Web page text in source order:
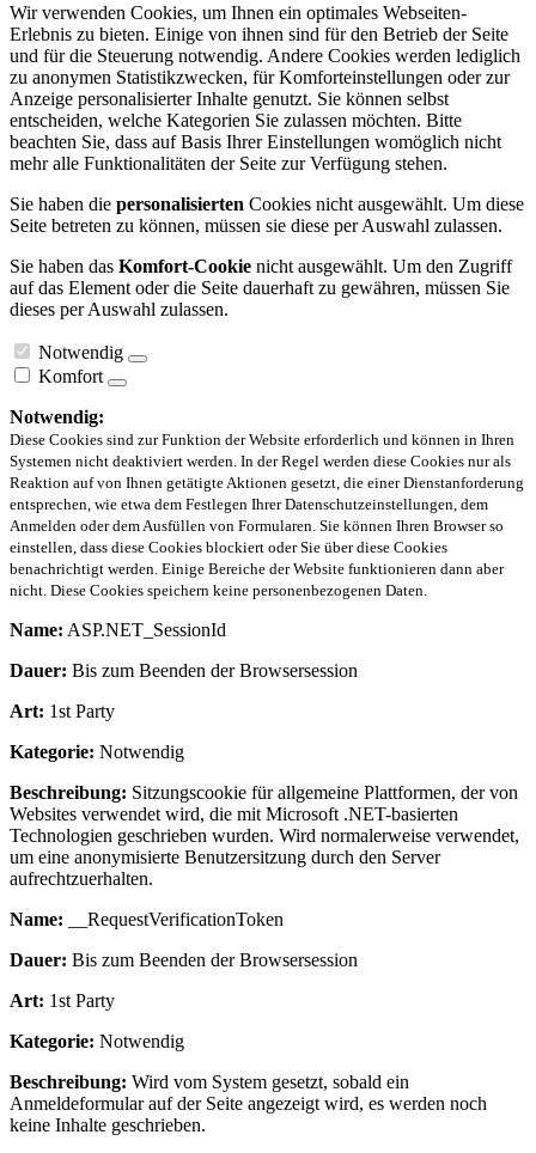
Wir verwenden Cookies, um Ihnen ein optimales Webseiten-
Erlebnis zu bieten. Einige von ihnen sind für den Betrieb der Seite
und für die Steuerung notwendig. Andere Cookies werden lediglich
zu anonymen Statistikzwecken, für Komforteinstellungen oder zur
Anzeige personalisierter Inhalte genutzt. Sie können selbst
entscheiden, welche Kategorien Sie zulassen möchten. Bitte
beachten Sie, dass auf Basis Ihrer Einstellungen womöglich nicht
mehr alle Funktionalitäten der Seite zur Verfügung stehen.
Sie haben die personalisierten Cookies nicht ausgewählt. Um diese
Seite betreten zu können, müssen sie diese per Auswahl zulassen.
Sie haben das Komfort-Cookie nicht ausgewählt. Um den Zugriff
auf das Element oder die Seite dauerhaft zu gewähren, müssen Sie
dieses per Auswahl zulassen.
Notwendig
Komfort
Notwendig:
Diese Cookies sind zur Funktion der Website erforderlich und können in Ihren
Systemen nicht deaktiviert werden. In der Regel werden diese Cookies nur als
Reaktion auf von Ihnen getätigte Aktionen gesetzt, die einer Dienstanforderung
entsprechen, wie etwa dem Festlegen Ihrer Datenschutzeinstellungen, dem
Anmelden oder dem Ausfüllen von Formularen. Sie können Ihren Browser so
einstellen, dass diese Cookies blockiert oder Sie über diese Cookies
benachrichtigt werden. Einige Bereiche der Website funktionieren dann aber
nicht. Diese Cookies speichern keine personenbezogenen Daten.
Name: ASP.NET_SessionId
Dauer: Bis zum Beenden der Browsersession
Art: 1st Party
Kategorie: Notwendig
Beschreibung: Sitzungscookie für allgemeine Plattformen, der von
Websites verwendet wird, die mit Microsoft .NET-basierten
Technologien geschrieben wurden. Wird normalerweise verwendet,
um eine anonymisierte Benutzersitzung durch den Server
aufrechtzuerhalten.
Name: __RequestVerificationToken
Dauer: Bis zum Beenden der Browsersession
Art: 1st Party
Kategorie: Notwendig
Beschreibung: Wird vom System gesetzt, sobald ein
Anmeldeformular auf der Seite angezeigt wird, es werden noch
keine Inhalte geschrieben.